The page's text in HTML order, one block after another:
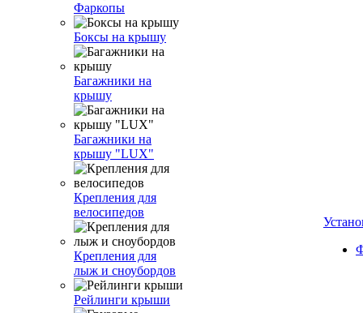
Фаркопы
Боксы на крышу
Багажники на
крышу
Багажники на
крышу "LUX"
Крепления для
велосипедов
Крепления для
лыж и сноубордов
Рейлинги крыши